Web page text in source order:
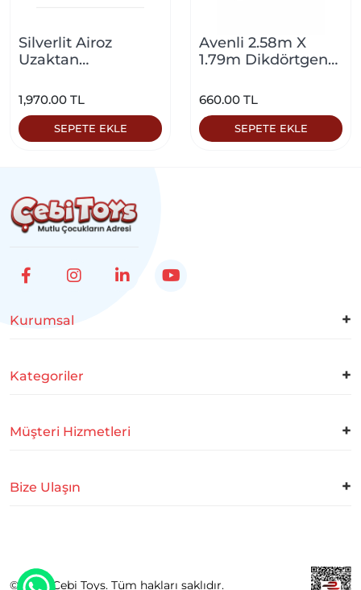
Silverlit Airoz
Uzaktan
Kırmızı
1,970.00 TL
SEPETE EKLE
Avenli 2.58m X
1.79m Dikdörtgen
Örtüsü
660.00 TL
SEPETE EKLE
Kurumsal
Kategoriler
Müşteri Hizmetleri
Bize Ulaşın
© 2026 Cebi Toys. Tüm hakları saklıdır.